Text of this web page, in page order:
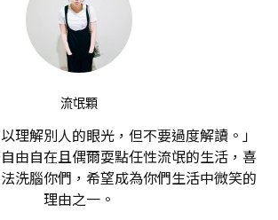
流氓顆
理解別人的眼光，但不要過度解讀。」
由自在且偶爾耍點任性流氓的生活，喜
洗腦你們，希望成為你們生活中微笑的
理由之一。